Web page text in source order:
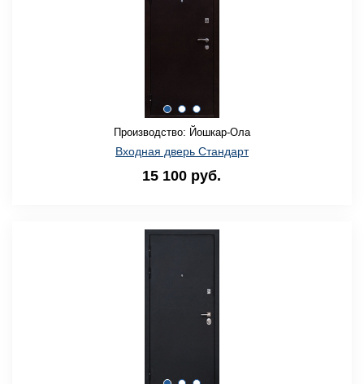
Производство: Йошкар-Ола
Входная дверь Стандарт
15 100 руб.